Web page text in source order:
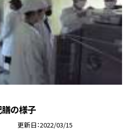
の様子
更新日 2022/03/15